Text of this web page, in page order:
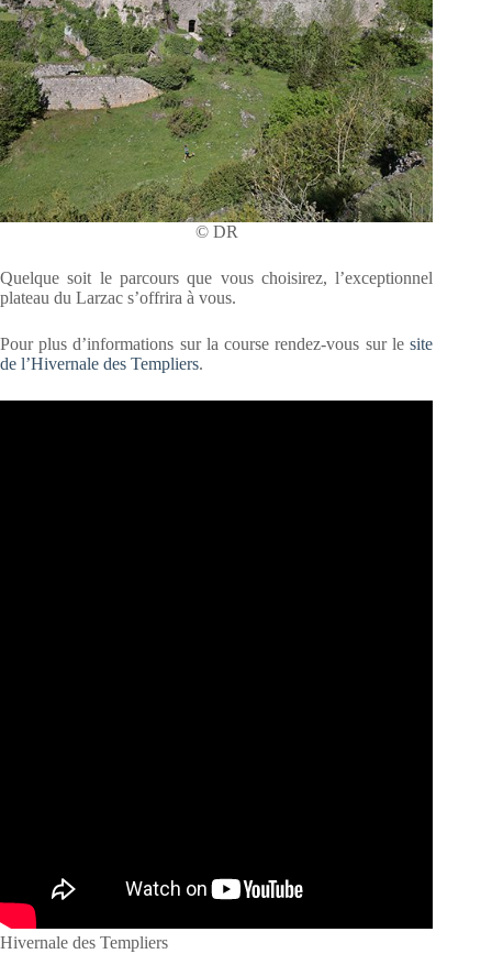
© DR
Quelque soit le parcours que vous choisirez, l’exceptionnel
plateau du Larzac s’offrira à vous.
Pour plus d’informations sur la course rendez-vous sur lesite
de l’Hivernale des Templiers.
Hivernale des Templiers